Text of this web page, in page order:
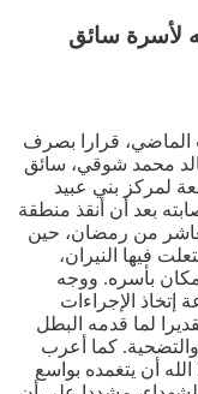
200 ألف جنيه لأسرة سائق
الماضي، قرارا بصرف
خالد محمد شوقي، سائق
لمركز بني عبيد
بعد أن أنقذ منطقة
من رمضان، حين
فيها النيران،
بأسره. ووجه
إتخاذ الإجراءات
لما قدمه البطل
كما أعرب
أن يتغمده بواسع